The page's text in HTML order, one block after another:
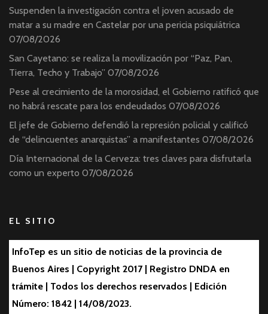
Suspenden la investigación contra el joven acusado de
matar a su madre en Castelar por una pericia psiquiátrica
07/08/2026
San Cayetano: se realiza la movilización por “Paz, Pan,
Tierra, Techo y Trabajo” 07/08/2026
Pese al crecimiento de la morosidad, el Gobierno ratificó que
no habrá rescate para los endeudados 07/08/2026
El jefe de Gobierno defendió la represión policial y calificó
de “delincuentes anarquistas” a manifestantes 07/08/2026
Día Internacional de la Cerveza: tres claves para disfrutarla
como un experto 07/08/2026
EL SITIO
InfoTep es un sitio de noticias de la provincia de
Buenos Aires | Copyright 2017 | Registro DNDA en
trámite | Todos los derechos reservados | Edición
Número: 1842 | 14/08/2023.